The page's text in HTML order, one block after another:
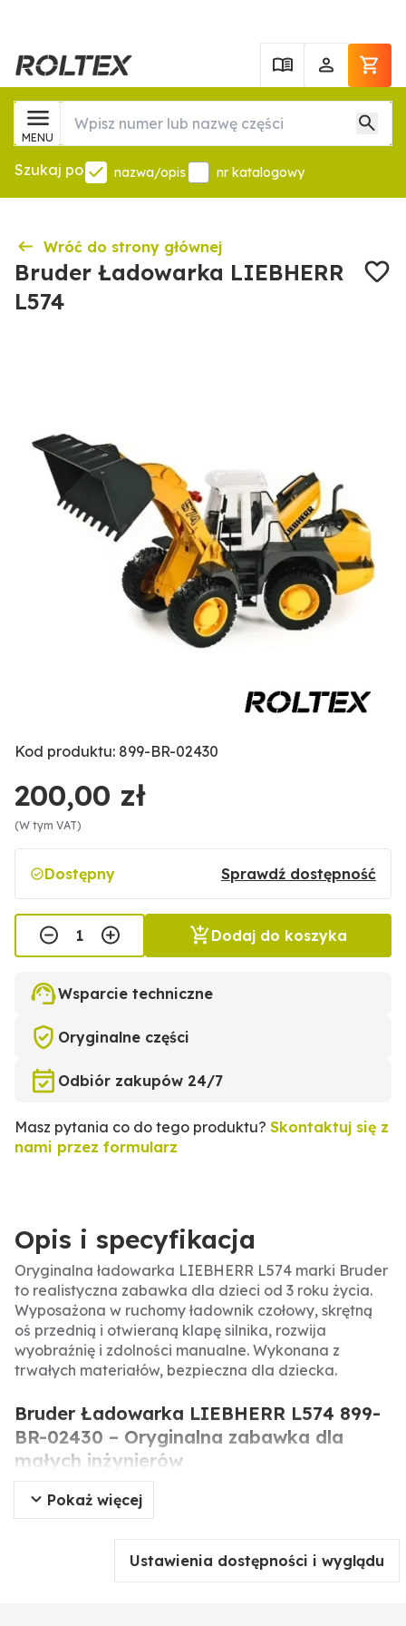
MENU
Szukaj po nazwa/opis nr katalogowy
Wróć do strony głównej
Bruder Ładowarka LIEBHERR
L574
Kod produktu: 899-BR-02430
200,00 zł
(W tym VAT)
Dostępny Sprawdź dostępność
Dodaj do koszyka
Wsparcie techniczne
Oryginalne części
Odbiór zakupów 24/7
Masz pytania co do tego produktu? Skontaktuj się z
nami przez formularz
Opis i specyfikacja
Oryginalna ładowarka LIEBHERR L574 marki Bruder
to realistyczna zabawka dla dzieci od 3 roku życia.
Wyposażona w ruchomy ładownik czołowy, skrętną
oś przednią i otwieraną klapę silnika, rozwija
wyobraźnię i zdolności manualne. Wykonana z
trwałych materiałów, bezpieczna dla dziecka.
Bruder Ładowarka LIEBHERR L574 899-
BR-02430 – Oryginalna zabawka dla
małych inżynierów
Ładowarka LIEBHERR L574 od Bruder to wierna
miniatura prawdziwej maszyny budowlanej,
stworzona z myślą o dzieciach powyżej 3 roku życia.
Zabawka umożliwia symulację prac w gospodarstwie
lub na budowie, rozwijając kreatywność i
Pokaż więcej
Ustawienia dostępności i wyglądu